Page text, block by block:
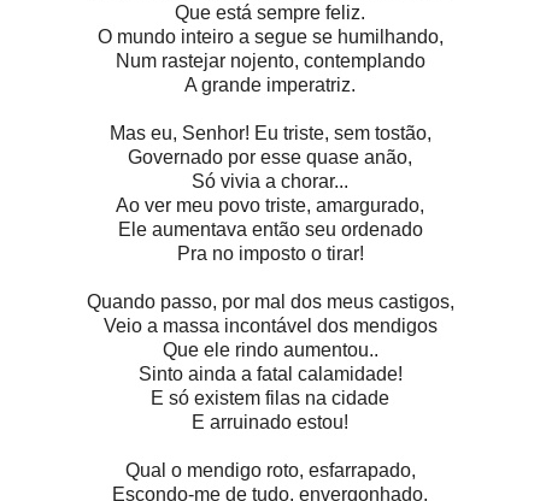
Que está sempre feliz.
O mundo inteiro a segue se humilhando,
Num rastejar nojento, contemplando
A grande imperatriz.
Mas eu, Senhor! Eu triste, sem tostão,
Governado por esse quase anão,
Só vivia a chorar...
Ao ver meu povo triste, amargurado,
Ele aumentava então seu ordenado
Pra no imposto o tirar!
Quando passo, por mal dos meus castigos,
Veio a massa incontável dos mendigos
Que ele rindo aumentou..
Sinto ainda a fatal calamidade!
E só existem filas na cidade
E arruinado estou!
Qual o mendigo roto, esfarrapado,
Escondo-me de tudo, envergonhado,